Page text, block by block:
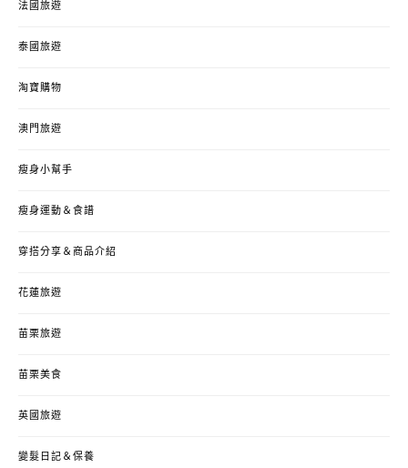
法國旅遊
泰國旅遊
淘寶購物
澳門旅遊
瘦身小幫手
瘦身運動＆食譜
穿搭分享＆商品介紹
花蓮旅遊
苗栗旅遊
苗栗美食
英國旅遊
變髮日記＆保養